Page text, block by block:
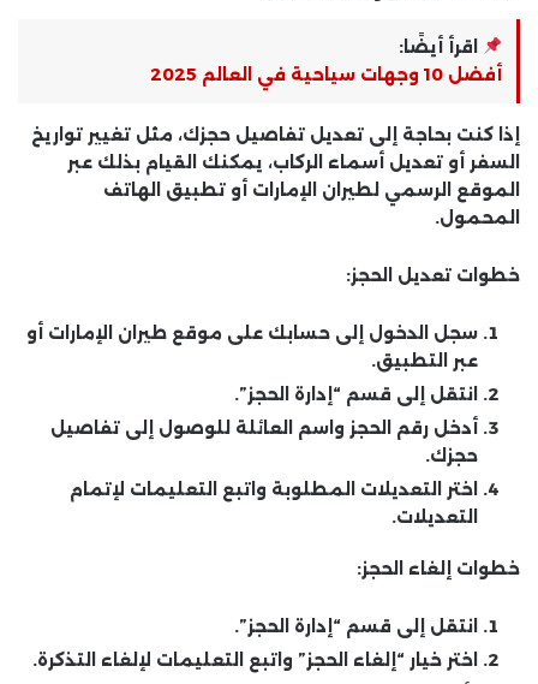
اقرأ أيضًا:
أفضل 10 وجهات سياحية في العالم 2025
إذا كنت بحاجة إلى تعديل تفاصيل حجزك، مثل تغيير تواريخ
السفر أو تعديل أسماء الركاب، يمكنك القيام بذلك عبر
الموقع الرسمي لطيران الإمارات أو تطبيق الهاتف
المحمول.
خطوات تعديل الحجز:
سجل الدخول إلى حسابك على موقع طيران الإمارات أو
عبر التطبيق.
انتقل إلى قسم “إدارة الحجز”.
أدخل رقم الحجز واسم العائلة للوصول إلى تفاصيل
حجزك.
اختر التعديلات المطلوبة واتبع التعليمات لإتمام
التعديلات.
خطوات إلغاء الحجز:
انتقل إلى قسم “إدارة الحجز”.
اختر خيار “إلغاء الحجز” واتبع التعليمات لإلغاء التذكرة.